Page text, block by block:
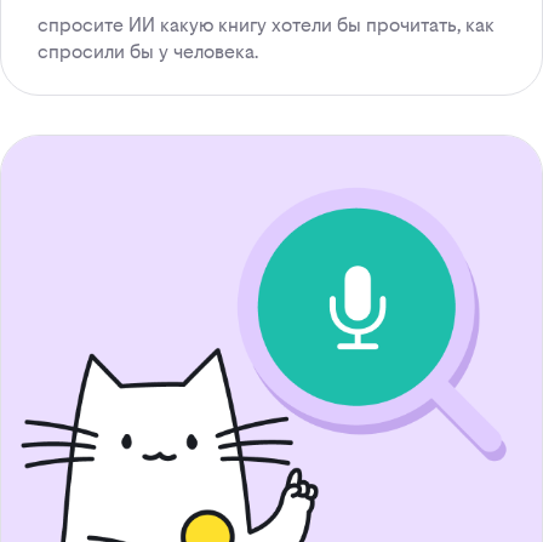
спросите ИИ какую книгу хотели бы прочитать, как
спросили бы у человека.